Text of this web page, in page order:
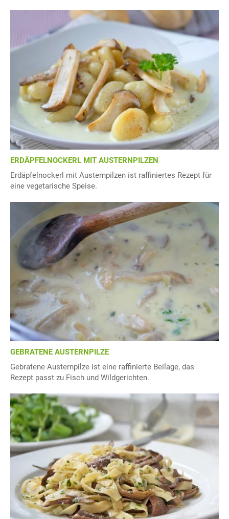
ERDÄPFELNOCKERL MIT AUSTERNPILZEN
Erdäpfelnockerl mit Austernpilzen ist raffiniertes Rezept für
eine vegetarische Speise.
GEBRATENE AUSTERNPILZE
Gebratene Austernpilze ist eine raffinierte Beilage, das
Rezept passt zu Fisch und Wildgerichten.